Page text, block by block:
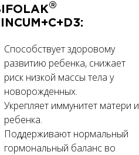
®
Способствует здоровому
развитию ребенка, снижает
риск низкой массы тела у
новорожденных.
Укрепляет иммунитет матери и
ребенка.
Поддерживают нормальный
гормональный баланс во